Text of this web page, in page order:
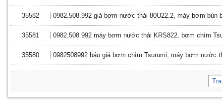
35582 0982.508.992 giá bơm nước thải 80U22.2, máy bơm bùn
35581 0982.508.992 máy bơm nước thải KRS822, bơm chìm
35580 0982508992 báo giá bơm chìm Tsurumi, máy bơm nước